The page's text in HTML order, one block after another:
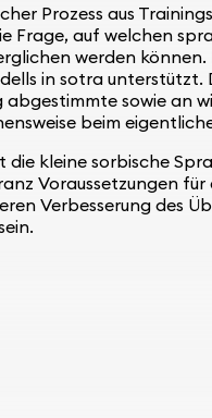
Prozess aus
auf welchen
werden
in sotra unterstützt.
sowie an
beim
kleine sorbische
Voraussetzungen
Verbesserung des